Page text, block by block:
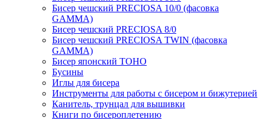
Бисер чешский PRECIOSA 10/0 (фасовка
GAMMA)
Бисер чешский PRECIOSA 8/0
Бисер чешский PRECIOSA TWIN (фасовка
GAMMA)
Бисер японский TOHO
Бусины
Иглы для бисера
Инструменты для работы с бисером и бижутерией
Канитель, трунцал для вышивки
Книги по бисероплетению